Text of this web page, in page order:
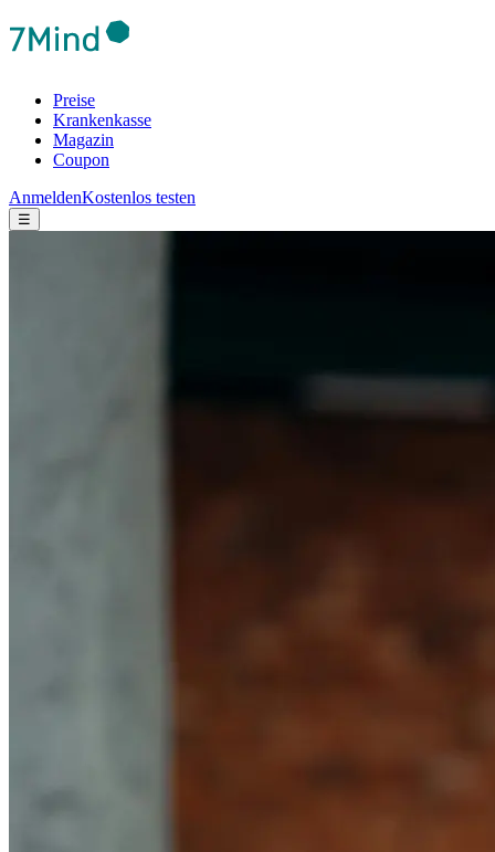
Preise
Krankenkasse
Magazin
Coupon
AnmeldenKostenlos testen
☰